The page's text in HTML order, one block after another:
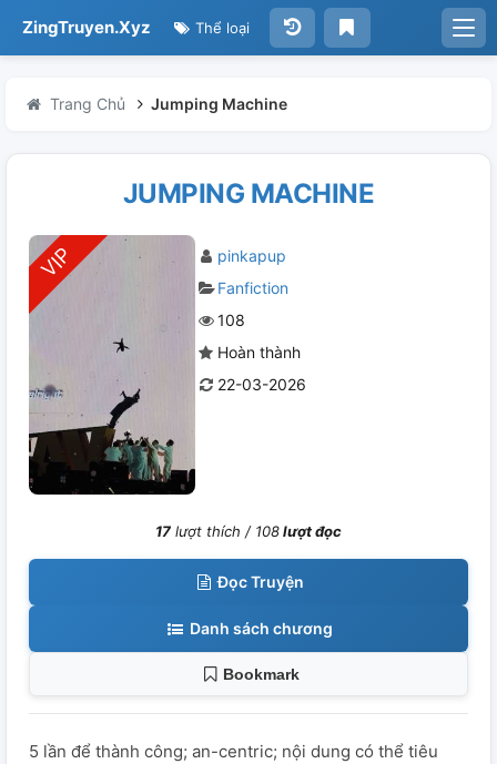
ZingTruyen.Xyz Thể loại
Trang Chủ Jumping Machine
JUMPING MACHINE
pinkapup
Fanfiction
108
Hoàn thành
22-03-2026
17 lượt thích / 108lượt đọc
Đọc Truyện
Danh sách chương
Bookmark
5 lần để thành công; an-centric; nội dung có thể tiêu